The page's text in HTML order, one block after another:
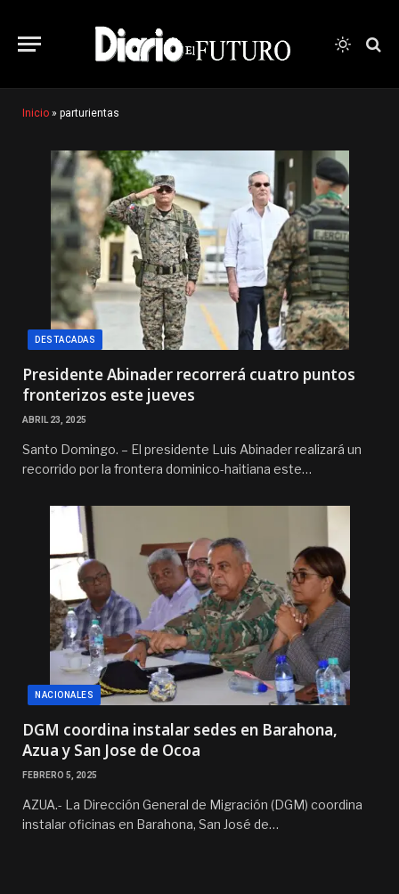
Inicio » parturientas
DESTACADAS
Presidente Abinader recorrerá cuatro puntos
fronterizos este jueves
ABRIL 23, 2025
Santo Domingo. – El presidente Luis Abinader realizará un
recorrido por la frontera dominico-haitiana este…
NACIONALES
DGM coordina instalar sedes en Barahona,
Azua y San Jose de Ocoa
FEBRERO 5, 2025
AZUA.- La Dirección General de Migración (DGM) coordina
instalar oficinas en Barahona, San José de…